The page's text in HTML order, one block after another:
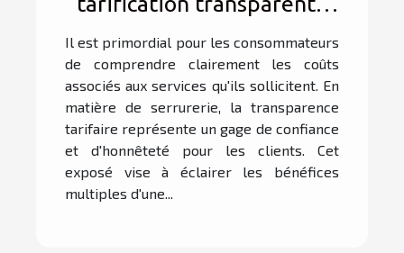
Il est primordial pour les consommateurs
de comprendre clairement les coûts
associés aux services qu'ils sollicitent. En
matière de serrurerie, la transparence
tarifaire représente un gage de confiance
et d'honnêteté pour les clients. Cet
exposé vise à éclairer les bénéfices
multiples d'une...